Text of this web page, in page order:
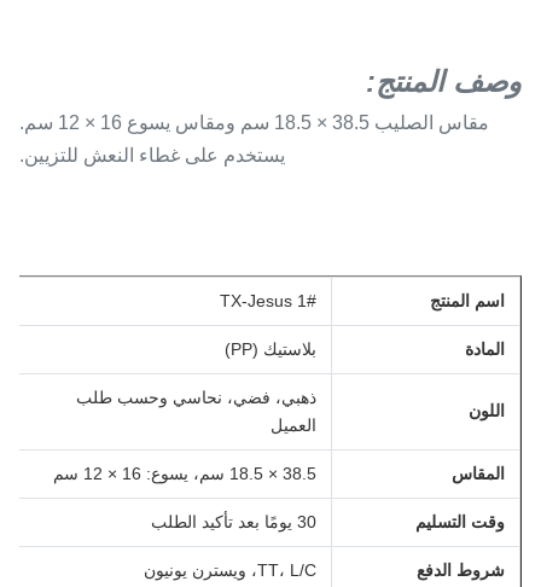
وصف المنتج:
مقاس الصليب 38.5 × 18.5 سم ومقاس يسوع 16 × 12 سم.
يستخدم على غطاء النعش للتزيين.
اسم المنتج TX-Jesus 1#
المادة بلاستيك (PP)
اللون
ذهبي، فضي، نحاسي وحسب طلب
العميل
المقاس 38.5 × 18.5 سم، يسوع: 16 × 12 سم
وقت التسليم 30 يومًا بعد تأكيد الطلب
شروط الدفع TT، L/C، ويسترن يونيون